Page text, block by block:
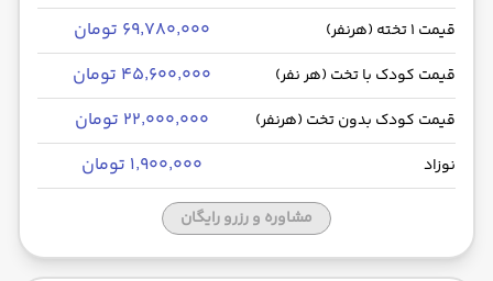
قیمت 1 تخته (هرنفر) ۶۹٬۷۸۰٬۰۰۰ تومان
قیمت کودک با تخت (هر نفر) ۴۵٬۶۰۰٬۰۰۰ تومان
قیمت کودک بدون تخت (هرنفر) ۲۲٬۰۰۰٬۰۰۰ تومان
نوزاد ۱٬۹۰۰٬۰۰۰ تومان
مشاوره و رزرو رایگان